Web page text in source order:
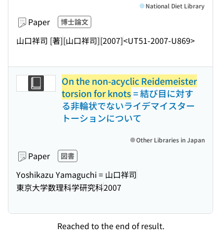
Paper 博士論文
山口祥司 [著][山口祥司][2007]<UT51-2007-U869>
National Diet Library
On the non-acyclic Reidemeister
torsion for knots= 結び目に対す
る非輪状でないライデマイスター
トーションについて
Paper 図書
Yoshikazu Yamaguchi = 山口祥司
東京大学数理科学研究科2007
Other Libraries in Japan
Reached to the end of result.